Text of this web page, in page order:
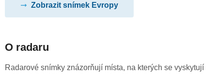
Zobrazit snímek Evropy
O radaru
Radarové snímky znázorňují místa, na kterých se vyskytují